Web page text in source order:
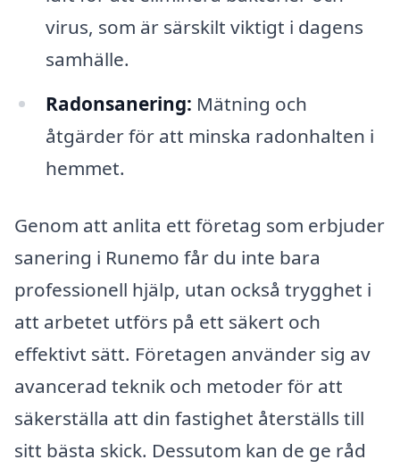
virus, som är särskilt viktigt i dagens
samhälle.
Radonsanering: Mätning och
åtgärder för att minska radonhalten i
hemmet.
Genom att anlita ett företag som erbjuder
sanering i Runemo får du inte bara
professionell hjälp, utan också trygghet i
att arbetet utförs på ett säkert och
effektivt sätt. Företagen använder sig av
avancerad teknik och metoder för att
säkerställa att din fastighet återställs till
sitt bästa skick. Dessutom kan de ge råd